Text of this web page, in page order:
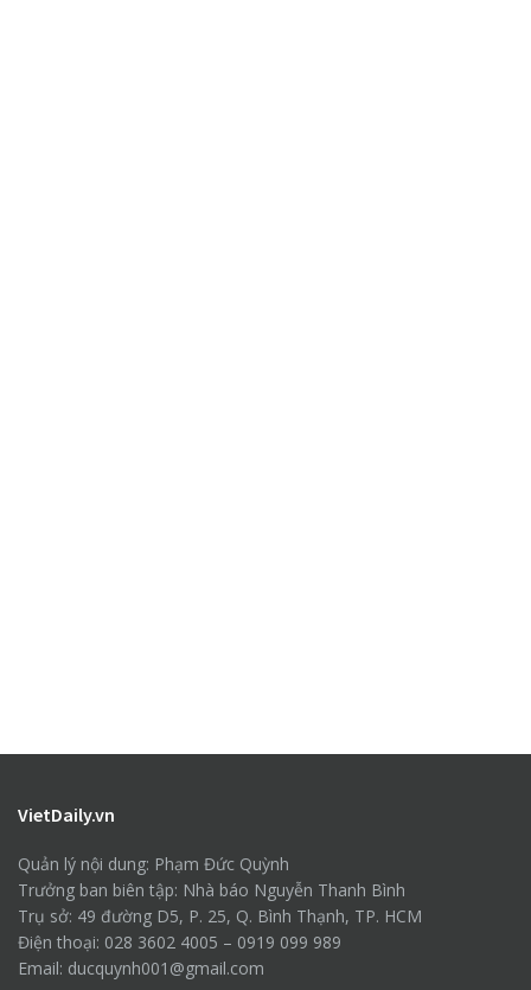
VietDaily.vn
Quản lý nội dung: Phạm Đức Quỳnh
Trưởng ban biên tập: Nhà báo Nguyễn Thanh Bình
Trụ sở: 49 đường D5, P. 25, Q. Bình Thạnh, TP. HCM
Điện thoại: 028 3602 4005 – 0919 099 989
Email: ducquynh001@gmail.com